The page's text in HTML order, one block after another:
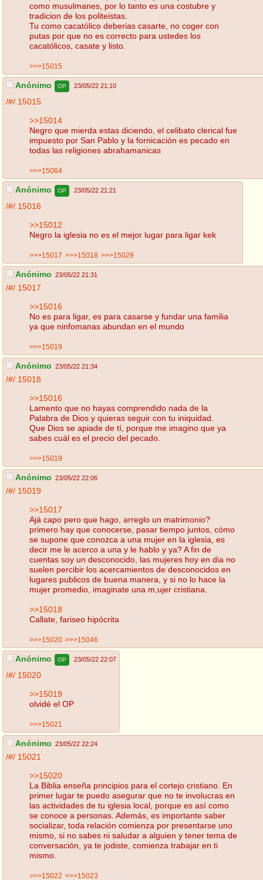
como musulmanes, por lo tanto es una costubre y
tradicion de los politeistas.
Tu como cacatólico deberias casarte, no coger con
putas por que no es correcto para ustedes los
cacatólicos, casate y listo.
>>>15015
Anónimo OP 23/05/22 21:10
/#/ 15015
>>15014
Negro que mierda estas diciendo, el celibato clerical fue
impuesto por San Pablo y la fornicación es pecado en
todas las religiones abrahamanicas
>>>15064
Anónimo OP 23/05/22 21:21
/#/ 15016
>>15012
Negro la iglesia no es el mejor lugar para ligar kek
>>>15017 >>>15018 >>>15029
Anónimo 23/05/22 21:31
/#/ 15017
>>15016
No es para ligar, es para casarse y fundar una familia
ya que ninfomanas abundan en el mundo
>>>15019
Anónimo 23/05/22 21:34
/#/ 15018
>>15016
Lamento que no hayas comprendido nada de la
Palabra de Dios y quieras seguir con tu iniquidad.
Que Dios se apiade de tí, porque me imagino que ya
sabes cuál es el precio del pecado.
>>>15019
Anónimo 23/05/22 22:06
/#/ 15019
>>15017
Ajá capo pero que hago, arreglo un matrimonio?
primero hay que conocerse, pasar tiempo juntos, cómo
se supone que conozca a una mujer en la iglesia, es
decir me le acerco a una y le hablo y ya? A fin de
cuentas soy un desconocido, las mujeres hoy en dia no
suelen percibir los acercamientos de desconocidos en
lugares publicos de buena manera, y si no lo hace la
mujer promedio, imaginate una m,ujer cristiana.
>>15018
Callate, fariseo hipócrita
>>>15020 >>>15046
Anónimo OP 23/05/22 22:07
/#/ 15020
>>15019
olvidé el OP
>>>15021
Anónimo 23/05/22 22:24
/#/ 15021
>>15020
La Biblia enseña principios para el cortejo cristiano. En
primer lugar te puedo asegurar que no te involucras en
las actividades de tu iglesia local, porque es así como
se conoce a personas. Además, es importante saber
socializar, toda relación comienza por presentarse uno
mismo, si no sabes ni saludar a alguien y tener tema de
conversación, ya te jodiste, comienza trabajar en ti
mismo.
>>>15022 >>>15023